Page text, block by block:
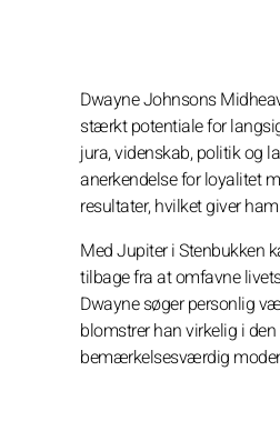
Dwayne Johnsons
stærkt potentiale for
jura, videnskab, politik og
anerkendelse for loyalitet
resultater, hvilket giver
Med Jupiter i Stenbukken
tilbage fra at omfavne
Dwayne søger personlig
blomstrer han virkelig i
bemærkelsesværdig